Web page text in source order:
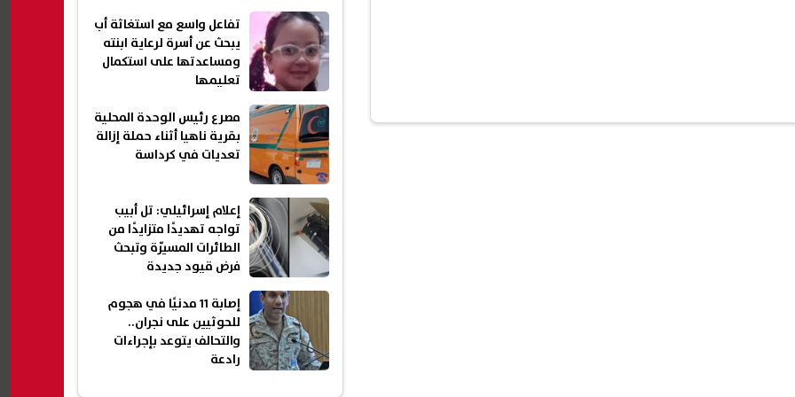
تفاعل واسع مع استغاثة أب
يبحث عن أسرة لرعاية ابنته
ومساعدتها على استكمال
تعليمها
مصرع رئيس الوحدة المحلية
بقرية ناهيا أثناء حملة إزالة
تعديات في كرداسة
إعلام إسرائيلي: تل أبيب
تواجه تهديدًا متزايدًا من
الطائرات المسيّرة وتبحث
فرض قيود جديدة
إصابة 11 مدنيًا في هجوم
للحوثيين على نجران..
والتحالف يتوعد بإجراءات
رادعة